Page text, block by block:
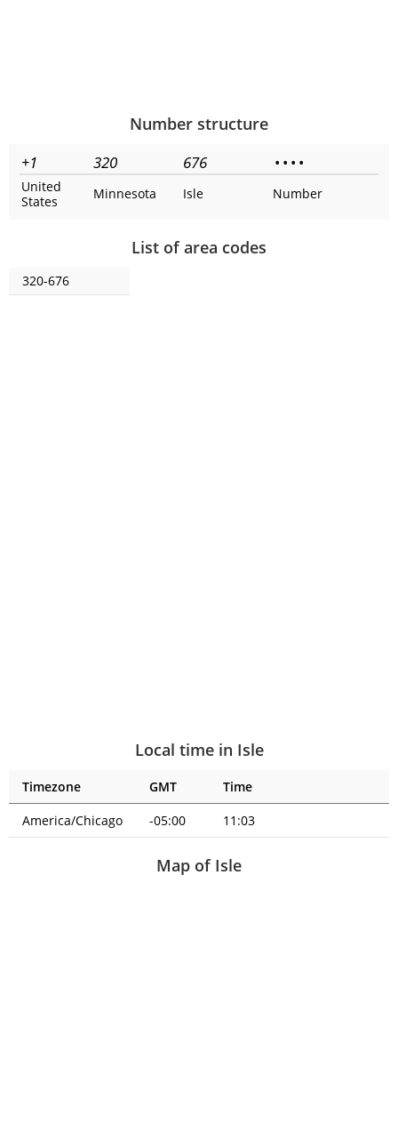
Number structure
+1 320 676 • • • •
United
States
Minnesota Isle Number
List of area codes
320-676
Local time in Isle
Timezone GMT
Time
America/Chicago
-05:00 11:03
Map of Isle